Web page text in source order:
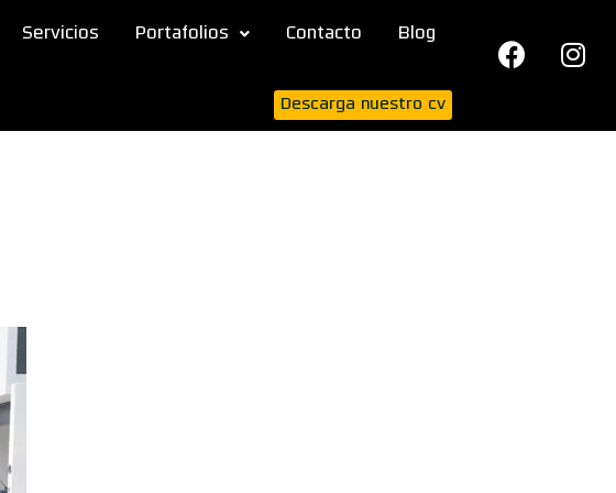
Servicios Portafolios Contacto Blog
Descarga nuestro cv